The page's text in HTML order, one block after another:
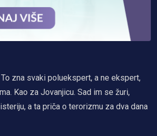
zna svaki poluekspert, a ne ekspert,
Kao za Jovanjicu. Sad im se žuri,
a ta priča o terorizmu za dva dana